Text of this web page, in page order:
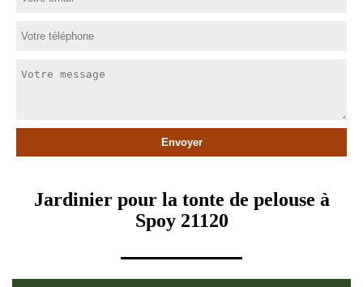
Jardinier pour la tonte de pelouse à
Spoy 21120